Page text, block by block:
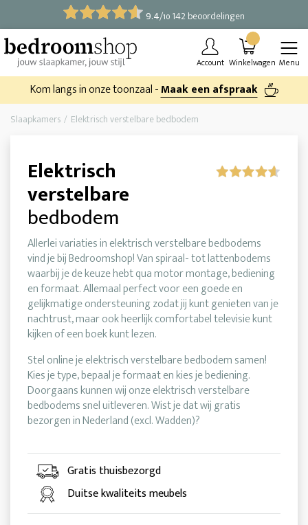
9.4/10 142 beoordelingen
Account Winkelwagen Menu
Kom langs in onze toonzaal -Maak een afspraak
Slaapkamers Elektrisch verstelbare bedbodem
Elektrisch
verstelbare
bedbodem
Allerlei variaties in elektrisch verstelbare bedbodems
vind je bij Bedroomshop! Van spiraal- tot lattenbodems
waarbij je de keuze hebt qua motor montage, bediening
en formaat. Allemaal perfect voor een goede en
gelijkmatige ondersteuning zodat jij kunt genieten van je
nachtrust, maar ook heerlijk comfortabel televisie kunt
kijken of een boek kunt lezen.
Stel online je elektrisch verstelbare bedbodem samen!
Kies je type, bepaal je formaat en kies je bediening.
Doorgaans kunnen wij onze elektrisch verstelbare
bedbodems snel uitleveren. Wist je dat wij gratis
bezorgen in Nederland (excl. Wadden)?
Gratis thuisbezorgd
Duitse kwaliteits meubels